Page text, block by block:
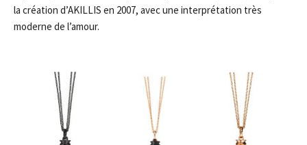
la création d’AKILLIS en 2007, avec une interprétation très
moderne de l’amour.